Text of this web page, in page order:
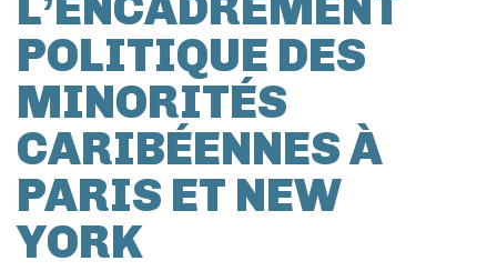
POLITIQUE DES
MINORITÉS
CARIBÉENNES À
PARIS ET NEW
YORK